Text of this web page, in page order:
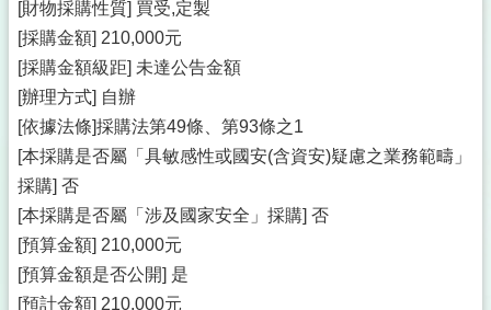
[財物採購性質] 買受,定製
[採購金額] 210,000元
[採購金額級距] 未達公告金額
[辦理方式] 自辦
[依據法條]採購法第49條、第93條之1
[本採購是否屬「具敏感性或國安(含資安)疑慮之業務範疇」
採購] 否
[本採購是否屬「涉及國家安全」採購] 否
[預算金額] 210,000元
[預算金額是否公開] 是
[預計金額] 210,000元